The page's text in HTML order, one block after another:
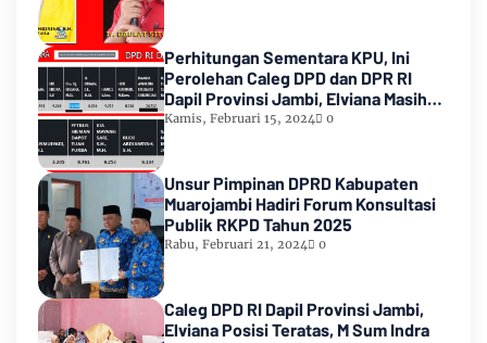
Perhitungan Sementara KPU, Ini
Perolehan Caleg DPD dan DPR RI
Dapil Provinsi Jambi, Elviana Masih
Urutan Kedua Teratas
Kamis, Februari 15, 2024 0
Unsur Pimpinan DPRD Kabupaten
Muarojambi Hadiri Forum Konsultasi
Publik RKPD Tahun 2025
Rabu, Februari 21, 2024 0
Caleg DPD RI Dapil Provinsi Jambi,
Elviana Posisi Teratas, M Sum Indra